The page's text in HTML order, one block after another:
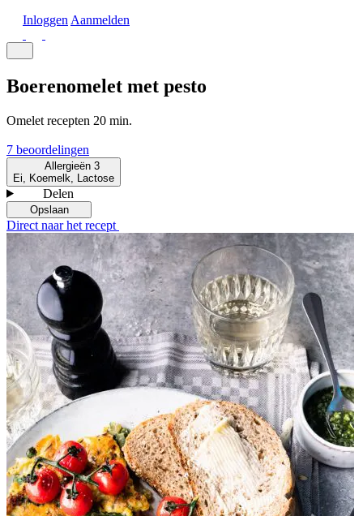
Inloggen Aanmelden
Boerenomelet met pesto
Omelet recepten 20 min.
7 beoordelingen
Allergieën 3
Ei, Koemelk, Lactose
Delen
Opslaan
Direct naar het recept